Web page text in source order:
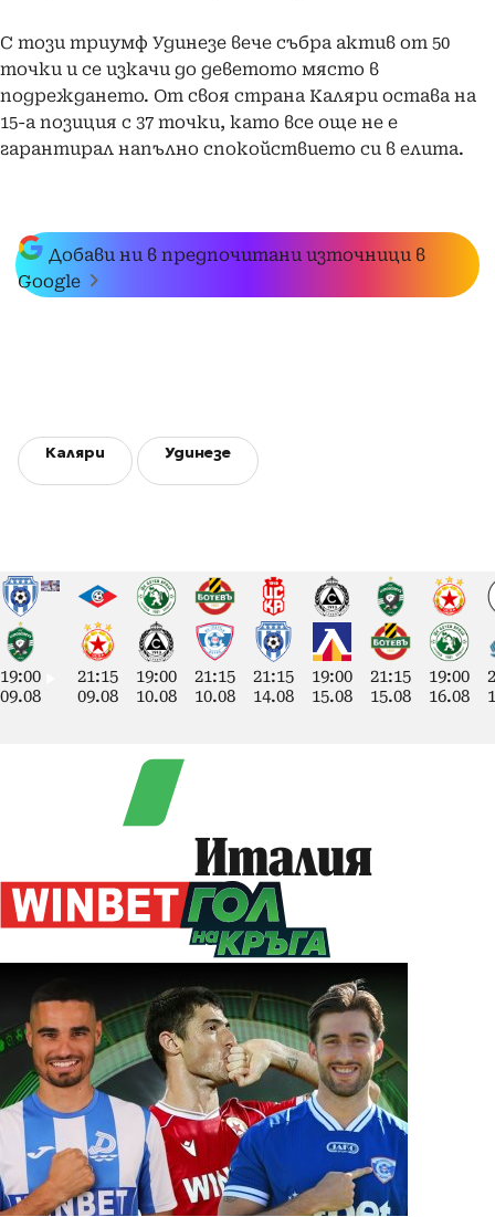
С този триумф Удинезе вече събра актив от 50
точки и се изкачи до деветото място в
подреждането. От своя страна Каляри остава на
15-а позиция с 37 точки, като все още не е
гарантирал напълно спокойствието си в елита.
Добави ни в предпочитани източници в
Google
Каляри Удинезе
19:00
09.08
21:15
09.08
19:00
10.08
21:15
10.08
21:15
14.08
19:00
15.08
21:15
15.08
19:00
16.08
Италия